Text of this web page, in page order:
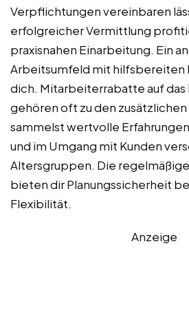
Verpflichtungen vereinbaren
erfolgreicher Vermittlung
praxisnahen Einarbeitung. Ein
Arbeitsumfeld mit hilfsbereiten
dich. Mitarbeiterrabatte auf
gehören oft zu den
sammelst wertvolle
und im Umgang mit Kunden
Altersgruppen. Die
bieten dir Planungssicherheit
Flexibilität.
Anzeige